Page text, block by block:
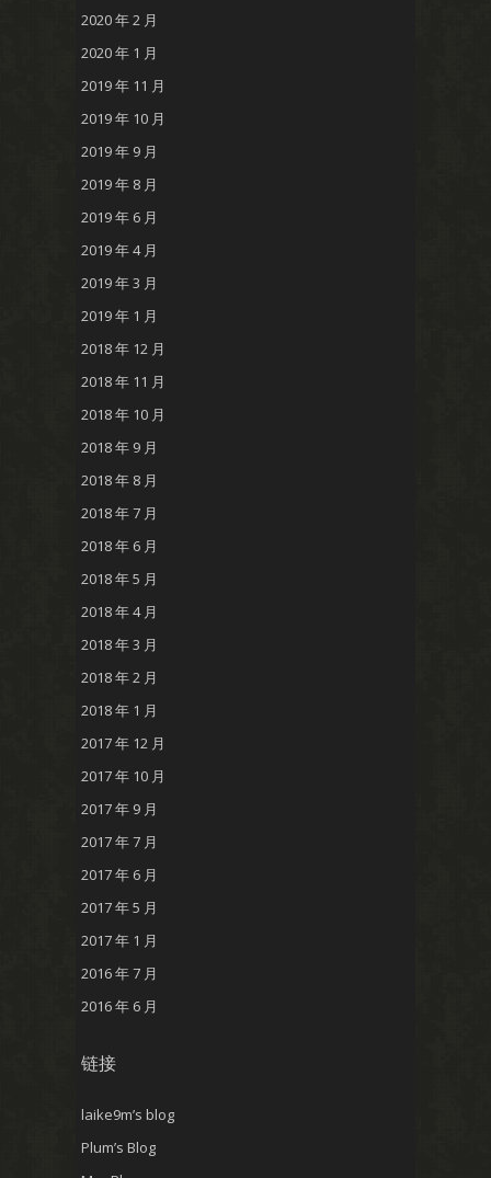
2020 年 2 月
2020 年 1 月
2019 年 11 月
2019 年 10 月
2019 年 9 月
2019 年 8 月
2019 年 6 月
2019 年 4 月
2019 年 3 月
2019 年 1 月
2018 年 12 月
2018 年 11 月
2018 年 10 月
2018 年 9 月
2018 年 8 月
2018 年 7 月
2018 年 6 月
2018 年 5 月
2018 年 4 月
2018 年 3 月
2018 年 2 月
2018 年 1 月
2017 年 12 月
2017 年 10 月
2017 年 9 月
2017 年 7 月
2017 年 6 月
2017 年 5 月
2017 年 1 月
2016 年 7 月
2016 年 6 月
链接
laike9m’s blog
Plum’s Blog